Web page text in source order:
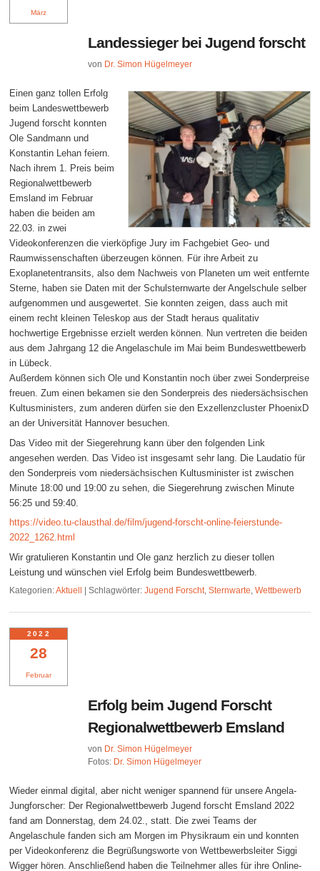
März
Landessieger bei Jugend forscht
von Dr. Simon Hügelmeyer
Einen ganz tollen Erfolg
beim Landeswettbewerb
Jugend forscht konnten
Ole Sandmann und
Konstantin Lehan feiern.
Nach ihrem 1. Preis beim
Regionalwettbewerb
Emsland im Februar
haben die beiden am
22.03. in zwei
Videokonferenzen die vierköpfige Jury im Fachgebiet Geo- und
Raumwissenschaften überzeugen können. Für ihre Arbeit zu
Exoplanetentransits, also dem Nachweis von Planeten um weit entfernte
Sterne, haben sie Daten mit der Schulsternwarte der Angelschule selber
aufgenommen und ausgewertet. Sie konnten zeigen, dass auch mit
einem recht kleinen Teleskop aus der Stadt heraus qualitativ
hochwertige Ergebnisse erzielt werden können. Nun vertreten die beiden
aus dem Jahrgang 12 die Angelaschule im Mai beim Bundeswettbewerb
in Lübeck.
Außerdem können sich Ole und Konstantin noch über zwei Sonderpreise
freuen. Zum einen bekamen sie den Sonderpreis des niedersächsischen
Kultusministers, zum anderen dürfen sie den Exzellenzcluster PhoenixD
an der Universität Hannover besuchen.
Das Video mit der Siegerehrung kann über den folgenden Link
angesehen werden. Das Video ist insgesamt sehr lang. Die Laudatio für
den Sonderpreis vom niedersächsischen Kultusminister ist zwischen
Minute 18:00 und 19:00 zu sehen, die Siegerehrung zwischen Minute
56:25 und 59:40.
https://video.tu-clausthal.de/film/jugend-forscht-online-feierstunde-
2022_1262.html
Wir gratulieren Konstantin und Ole ganz herzlich zu dieser tollen
Leistung und wünschen viel Erfolg beim Bundeswettbewerb.
Kategorien:Aktuell |Schlagwörter: Jugend Forscht,Sternwarte,Wettbewerb
28
Februar
2022
Erfolg beim Jugend Forscht
Regionalwettbewerb Emsland
von Dr. Simon Hügelmeyer
Fotos: Dr. Simon Hügelmeyer
Wieder einmal digital, aber nicht weniger spannend für unsere Angela-
Jungforscher: Der Regionalwettbewerb Jugend forscht Emsland 2022
fand am Donnerstag, dem 24.02., statt. Die zwei Teams der
Angelaschule fanden sich am Morgen im Physikraum ein und konnten
per Videokonferenz die Begrüßungsworte von Wettbewerbsleiter Siggi
Wigger hören. Anschließend haben die Teilnehmer alles für ihre Online-